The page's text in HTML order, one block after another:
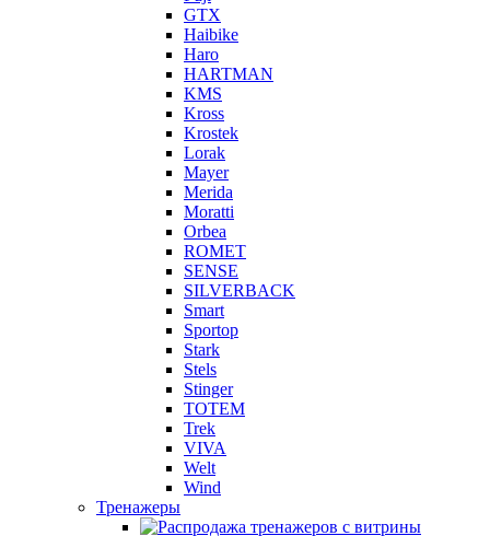
GTX
Haibike
Haro
HARTMAN
KMS
Kross
Krostek
Lorak
Mayer
Merida
Moratti
Orbea
ROMET
SENSE
SILVERBACK
Smart
Sportop
Stark
Stels
Stinger
TOTEM
Trek
VIVA
Welt
Wind
Тренажеры